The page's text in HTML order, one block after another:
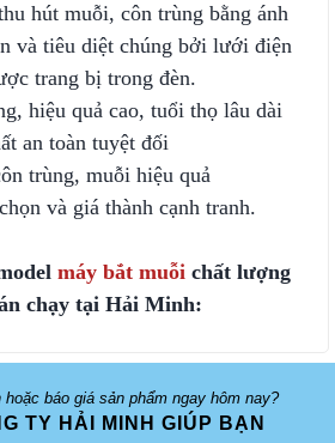
hút muỗi, côn trùng bằng ánh
và tiêu diệt chúng bởi lưới điện
trang bị trong đèn.
hiệu quả cao, tuổi thọ lâu dài
an toàn tuyệt đối
trùng, muỗi hiệu quả
và giá thành cạnh tranh.
máy bắt muỗi chất lượng
chạy tại Hải Minh:
báo giá sản phẩm ngay hôm nay?
TY HẢI MINH GIÚP BẠN